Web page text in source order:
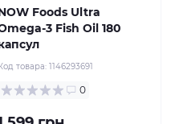
Foods Ultra
3 Fish Oil 180
товара: 1146293691
0